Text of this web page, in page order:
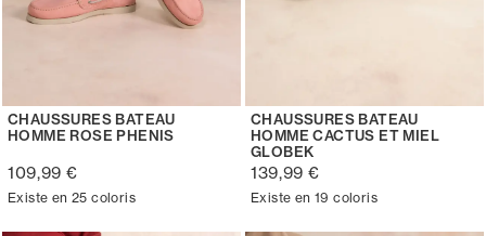
CHAUSSURES BATEAU
HOMME ROSE PHENIS
109,99 €
Existe en 25 coloris
CHAUSSURES BATEAU
HOMME CACTUS ET MIEL
GLOBEK
139,99 €
Existe en 19 coloris